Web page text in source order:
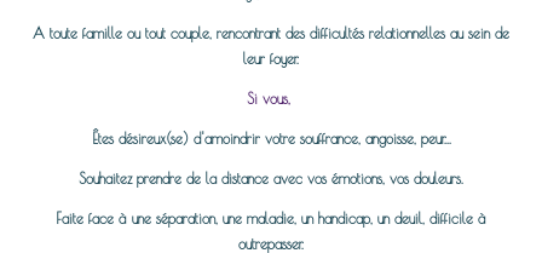
A toute famille ou tout couple, rencontrant des difficultés relationnelles au sein de
leur foyer.
Si vous,
Êtes désireux(se) d'amoindrir votre souffrance, angoisse, peur...
Souhaitez prendre de la distance avec vos émotions, vos douleurs.
Faite face à une séparation, une maladie, un handicap, un deuil, difficile à
outrepasser.